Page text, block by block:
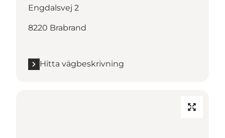
Engdalsvej 2
8220 Brabrand
Hitta vägbeskrivning